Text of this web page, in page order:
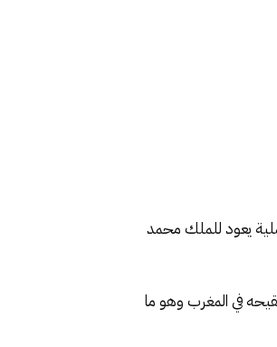
يعود للملك محمد
في المغرب وهو ما